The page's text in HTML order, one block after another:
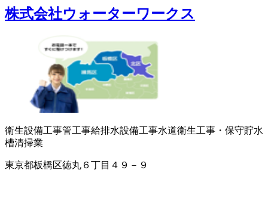
株式会社ウォーターワークス
衛生設備工事管工事給排水設備工事水道衛生工事・保守貯水
槽清掃業
東京都板橋区徳丸６丁目４９－９